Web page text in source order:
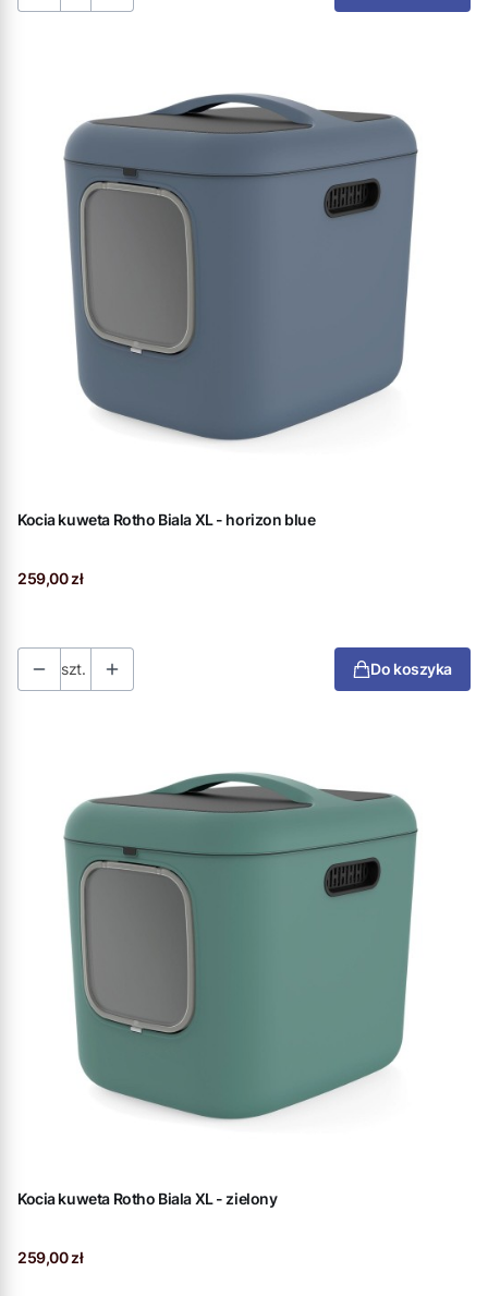
Kocia kuweta Rotho Biala XL - horizon blue
Cena
259,00 zł
szt. Do koszyka
Kocia kuweta Rotho Biala XL - zielony
Cena
259,00 zł